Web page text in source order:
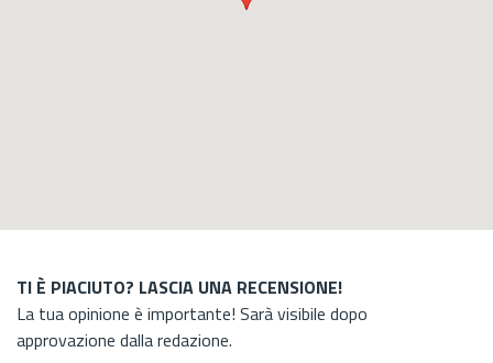
TI È PIACIUTO? LASCIA UNA RECENSIONE!
La tua opinione è importante! Sarà visibile dopo
approvazione dalla redazione.